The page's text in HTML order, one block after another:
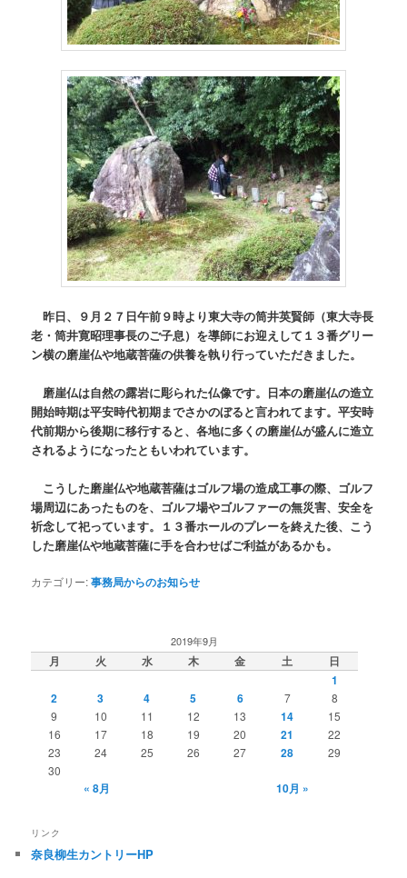
昨日、９月２７日午前９時より東大寺の筒井英賢師（東大寺長
老・筒井寛昭理事長のご子息）を導師にお迎えして１３番グリー
ン横の磨崖仏や地蔵菩薩の供養を執り行っていただきました。
磨崖仏は自然の露岩に彫られた仏像です。日本の磨崖仏の造立
開始時期は平安時代初期までさかのぼると言われてます。平安時
代前期から後期に移行すると、各地に多くの磨崖仏が盛んに造立
されるようになったともいわれています。
こうした磨崖仏や地蔵菩薩はゴルフ場の造成工事の際、ゴルフ
場周辺にあったものを、ゴルフ場やゴルファーの無災害、安全を
祈念して祀っています。１３番ホールのプレーを終えた後、こう
した磨崖仏や地蔵菩薩に手を合わせばご利益があるかも。
カテゴリー:事務局からのお知らせ
2019年9月
月 火 水 木 金 土
日
1
2
3 4 5 6 7
8
9
10 11 12 13 14
15
16
17 18 19 20 21
22
23
24 25 26 27 28
29
30
« 8月 10月 »
リンク
奈良柳生カントリーHP